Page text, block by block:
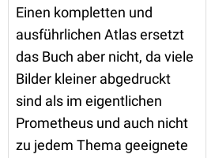
Einen kompletten und
ausführlichen Atlas ersetzt
das Buch aber nicht, da viele
Bilder kleiner abgedruckt
sind als im eigentlichen
Prometheus und auch nicht
zu jedem Thema geeignete